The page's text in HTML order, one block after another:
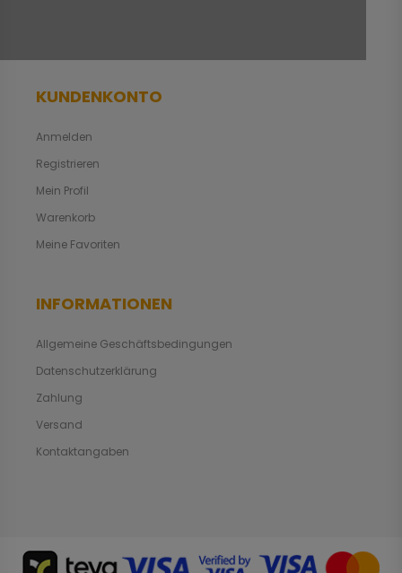
KUNDENKONTO
Anmelden
Registrieren
Mein Profil
Warenkorb
Meine Favoriten
INFORMATIONEN
Allgemeine Geschäftsbedingungen
Datenschutzerklärung
Zahlung
Versand
Kontaktangaben